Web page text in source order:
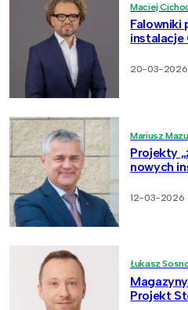
Maciej
Falowniki
instalacje
20-03-2026
Mariusz
Projekty
nowych
12-03-2026
Łukasz
Projekt